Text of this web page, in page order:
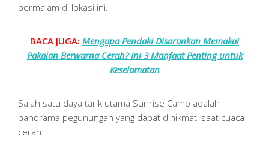
bermalam di lokasi ini.
BACA JUGA: Mengapa Pendaki Disarankan Memakai
Pakaian Berwarna Cerah? Ini 3 Manfaat Penting untuk
Keselamatan
Salah satu daya tarik utama Sunrise Camp adalah
panorama pegunungan yang dapat dinikmati saat cuaca
cerah.